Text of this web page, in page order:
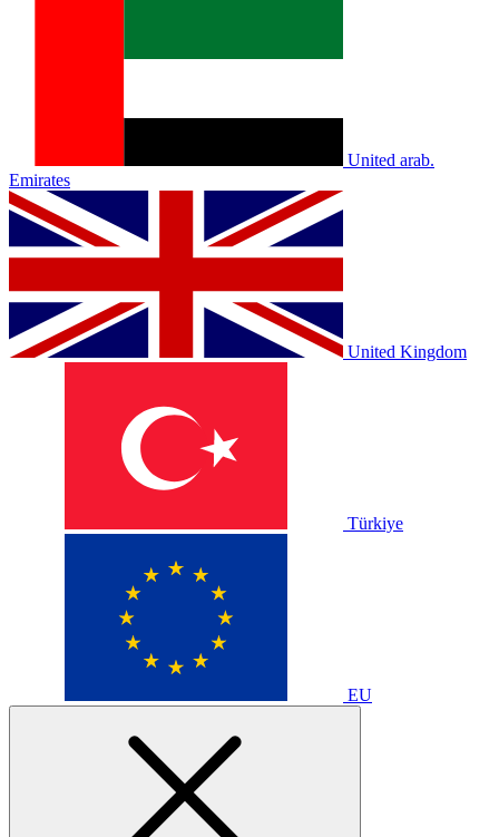
United arab.
Emirates
United Kingdom
Türkiye
EU